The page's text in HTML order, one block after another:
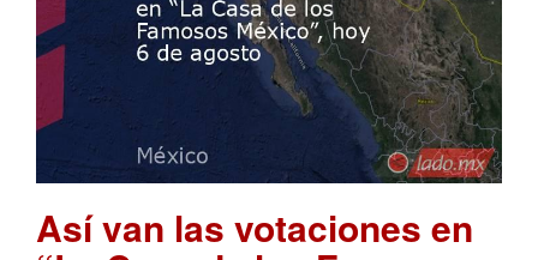
Así van las votaciones en